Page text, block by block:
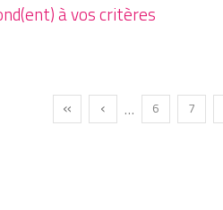
à vos critères
First page
« Previous page
‹ … Page
6 Page
7